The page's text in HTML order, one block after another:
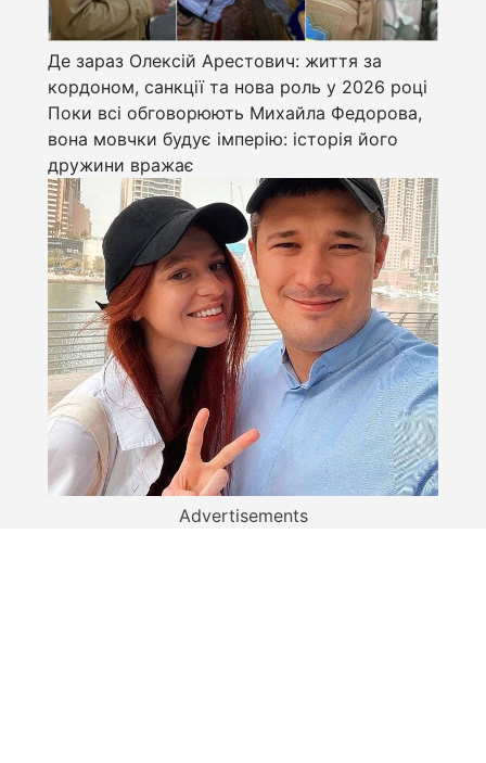
Де зараз Олексій Арестович: життя за
кордоном, санкції та нова роль у 2026 році
Поки всі обговорюють Михайла Федорова,
вона мовчки будує імперію: історія його
дружини вражає
Advertisements